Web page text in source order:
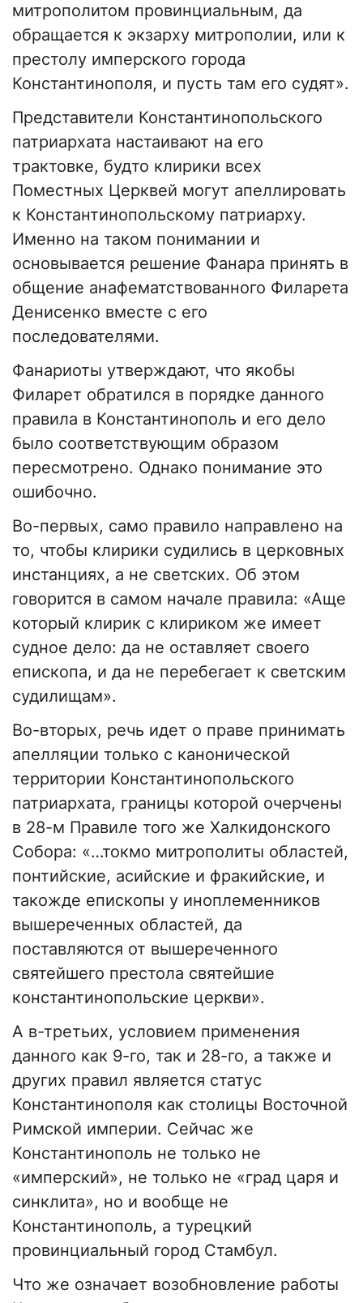
митрополитом провинциальным, да
обращается к экзарху митрополии, или к
престолу имперского города
Константинополя, и пусть там его судят».
Представители Константинопольского
патриархата настаивают на его
трактовке, будто клирики всех
Поместных Церквей могут апеллировать
к Константинопольскому патриарху.
Именно на таком понимании и
основывается решение Фанара принять в
общение анафематствованного Филарета
Денисенко вместе с его
последователями.
Фанариоты утверждают, что якобы
Филарет обратился в порядке данного
правила в Константинополь и его дело
было соответствующим образом
пересмотрено. Однако понимание это
ошибочно.
Во-первых, само правило направлено на
то, чтобы клирики судились в церковных
инстанциях, а не светских. Об этом
говорится в самом начале правила: «Аще
который клирик с клириком же имеет
судное дело: да не оставляет своего
епископа, и да не перебегает к светским
судилищам».
Во-вторых, речь идет о праве принимать
апелляции только с канонической
территории Константинопольского
патриархата, границы которой очерчены
в 28-м Правиле того же Халкидонского
Собора: «…токмо митрополиты областей,
понтийские, асийские и фракийские, и
такожде епископы у иноплеменников
вышереченных областей, да
поставляются от вышереченного
святейшего престола святейшие
константинопольские церкви».
А в-третьих, условием применения
данного как 9-го, так и 28-го, а также и
других правил является статус
Константинополя как столицы Восточной
Римской империи. Сейчас же
Константинополь не только не
«имперский», не только не «град царя и
синклита», но и вообще не
Константинополь, а турецкий
провинциальный город Стамбул.
Что же означает возобновление работы